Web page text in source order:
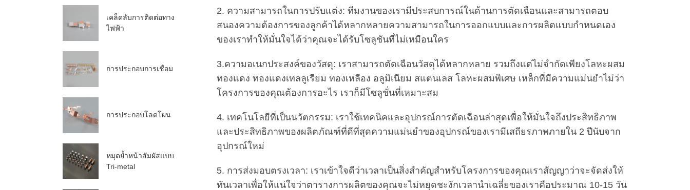
เคล็ดลับการติดต่อทาง
ไฟฟ้า
การประกอบการเชื่อม
การประกอบโลดโผน
หมุดย้ำหน้าสัมผัสแบบ
Tri-metal
2. ความสามารถในการปรับแต่ง: ทีมงานของเรามีประสบการณ์ในด้านการตัดเฉือนและสามารถตอบ
สนองความต้องการของลูกค้าได้หลากหลายความสามารถในการออกแบบและการผลิตแบบกำหนดเอง
ของเราทำให้มั่นใจได้ว่าคุณจะได้รับโซลูชันที่ไม่เหมือนใคร
3.ความอเนกประสงค์ของวัสดุ: เราสามารถตัดเฉือนวัสดุได้หลากหลาย รวมถึงแต่ไม่จำกัดเพียงโลหะผสม
ทองแดง ทองแดงเทลลูเรียม ทองเหลือง อลูมิเนียม สแตนเลส โลหะผสมพิเศษ เหล็กที่มีความแม่นยำไม่ว่า
โครงการของคุณต้องการอะไร เราก็มีโซลูชั่นที่เหมาะสม
4. เทคโนโลยีที่เป็นนวัตกรรม: เราใช้เทคนิคและอุปกรณ์การตัดเฉือนล่าสุดเพื่อให้มั่นใจถึงประสิทธิภาพ
และประสิทธิภาพของผลิตภัณฑ์ที่ดีที่สุดความแม่นยำของอุปกรณ์ของเรามีเสถียรภาพภายใน 2 ปีนับจาก
อุปกรณ์ใหม่
5. การส่งมอบตรงเวลา: เราเข้าใจดีว่าเวลาเป็นสิ่งสำคัญสำหรับโครงการของคุณเราสัญญาว่าจะจัดส่งให้
ทันเวลาเพื่อให้แน่ใจว่าตารางการผลิตของคุณจะไม่หยุดชะงักเวลานำเฉลี่ยของเราคือประมาณ 10-15 วัน